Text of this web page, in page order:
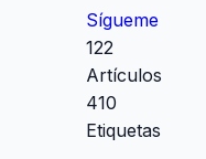
Sígueme
122
Artículos
410
Etiquetas